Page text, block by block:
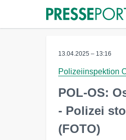
13.04.2025 – 13:16
Polizeiinspektion
POL-OS:
- Polizei
(FOTO)